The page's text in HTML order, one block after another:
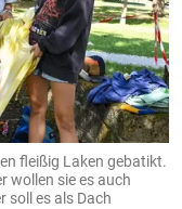
fleißig Laken gebatikt.
wollen sie es auch
soll es als Dach